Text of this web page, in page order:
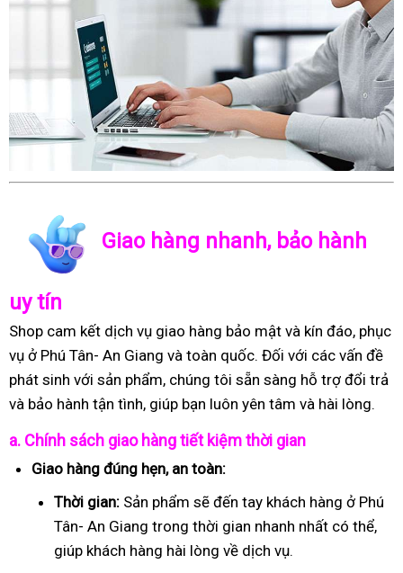
Giao hàng nhanh, bảo hành
uy tín
Shop cam kết dịch vụ giao hàng bảo mật và kín đáo, phục
vụ ở Phú Tân- An Giang và toàn quốc. Đối với các vấn đề
phát sinh với sản phẩm, chúng tôi sẵn sàng hỗ trợ đổi trả
và bảo hành tận tình, giúp bạn luôn yên tâm và hài lòng.
a. Chính sách giao hàng tiết kiệm thời gian
Giao hàng đúng hẹn, an toàn:
Thời gian: Sản phẩm sẽ đến tay khách hàng ở Phú
Tân- An Giang trong thời gian nhanh nhất có thể,
giúp khách hàng hài lòng về dịch vụ.